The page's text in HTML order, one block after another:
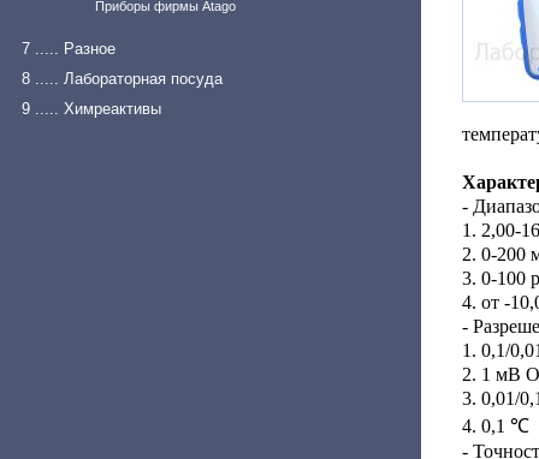
Приборы фирмы Atago
7 ..... Разное
8 ..... Лабораторная посуда
9 ..... Химреактивы
-
1. 2,00-
2. 0-200
3. 0-100
4. от -
-
1. 0,1/
2. 1 мВ
3. 0,01/
4. 0,1 ℃
-